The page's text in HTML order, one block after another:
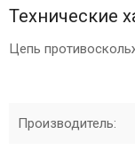
Технические
Цепь
Производитель: